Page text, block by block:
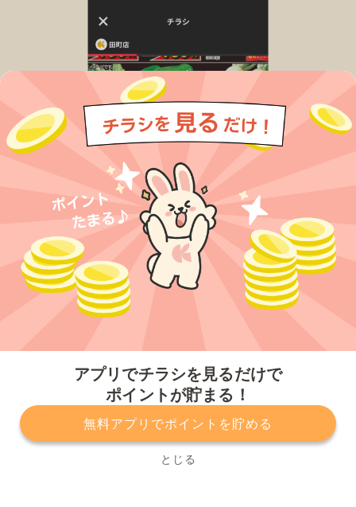
アプリでチラシを見るだけで
ポイントが貯まる！
無料アプリでポイントを貯める
とじる
プライバシーポリシー 利用規約
運営会社
サービスに関してのお問い合わせ